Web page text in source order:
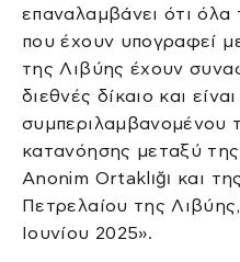
επαναλαμβάνει ότι
που έχουν υπογραφεί
της Λιβύης έχουν
διεθνές δίκαιο και
συμπεριλαμβανομένου
κατανόησης μεταξύ
Anonim Ortaklığı και
Πετρελαίου της
Ιουνίου 2025».